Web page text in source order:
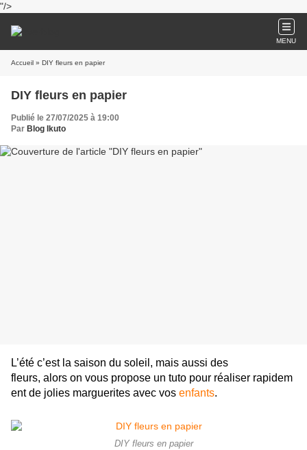
"/>
MENU
Accueil » DIY fleurs en papier
DIY fleurs en papier
Publié le 27/07/2025 à 19:00
Par Blog Ikuto
L’été c’est l a saison du soleil, mais aussi des
fleurs, alors on vous propose un tuto pour réaliser rapidem
ent de jolies marguerites avec vos enfants.
DIY fleurs en papier